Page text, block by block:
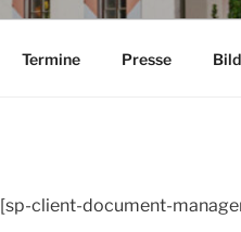
Termine Presse
[sp-client-document-